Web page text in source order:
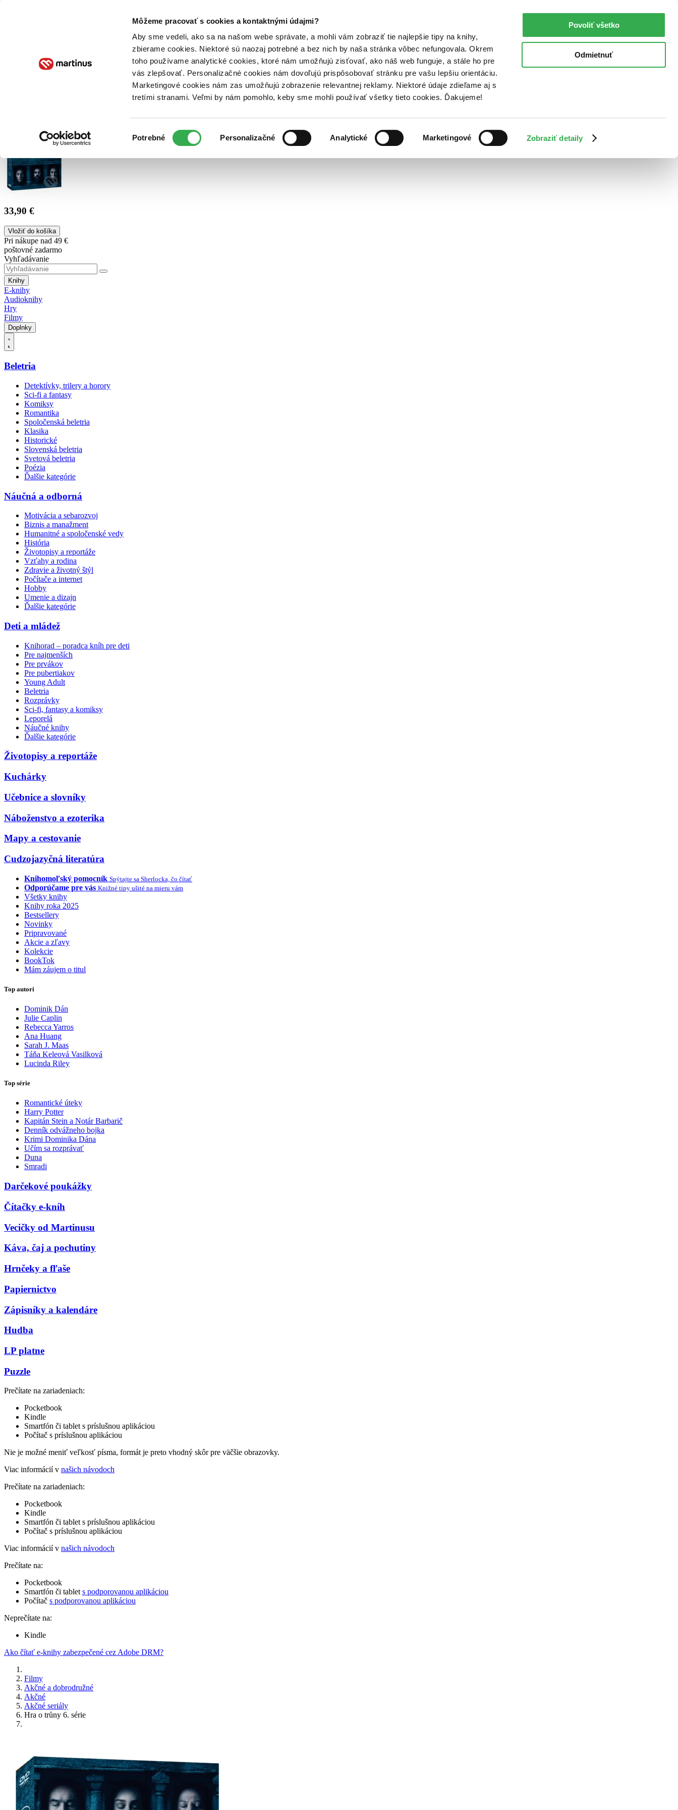
Môžeme pracovať s cookies a kontaktnými údajmi?
Aby sme vedeli, ako sa na našom webe správate, a mohli vám zobraziť tie najlepšie tipy na knihy,
zbierame cookies. Niektoré sú naozaj potrebné a bez nich by naša stránka vôbec nefungovala. Okrem
toho používame analytické cookies, ktoré nám umožňujú zisťovať, ako náš web funguje, a stále ho pre
vás zlepšovať. Personalizačné cookies nám dovoľujú prispôsobovať stránku pre vašu lepšiu orientáciu.
Marketingové cookies nám zas umožňujú zobrazenie relevantnej reklamy. Niektoré údaje zdieľame aj s
tretími stranami. Veľmi by nám pomohlo, keby sme mohli používať všetky tieto cookies. Ďakujeme!
súhlasu
Potrebné Personalizačné Analytické Marketingové Zobraziť detaily
Povoliť všetko
Odmietnuť
Poukážky Kontakt
33,90 €
Vložiť do košíka
Pri nákupe nad 49 €
poštovné zadarmo
Vyhľadávanie
Knihy
E-knihy
Audioknihy
Hry
Filmy
Doplnky
Beletria
Detektívky, trilery a horory
Sci-fi a fantasy
Komiksy
Romantika
Spoločenská beletria
Klasika
Historické
Slovenská beletria
Svetová beletria
Poézia
Ďalšie kategórie
Náučná a odborná
Motivácia a sebarozvoj
Biznis a manažment
Humanitné a spoločenské vedy
História
Životopisy a reportáže
Vzťahy a rodina
Zdravie a životný štýl
Počítače a internet
Hobby
Umenie a dizajn
Ďalšie kategórie
Deti a mládež
Knihorad – poradca kníh pre deti
Pre najmenších
Pre prvákov
Pre pubertiakov
Young Adult
Beletria
Rozprávky
Sci-fi, fantasy a komiksy
Leporelá
Náučné knihy
Ďalšie kategórie
Životopisy a reportáže
Kuchárky
Učebnice a slovníky
Náboženstvo a ezoterika
Mapy a cestovanie
Cudzojazyčná literatúra
Knihomoľský pomocník Spýtajte sa Sherlocka, čo čítať
Odporúčame pre vás Knižné tipy ušité na mieru vám
Všetky knihy
Knihy roka 2025
Bestsellery
Novinky
Pripravované
Akcie a zľavy
Kolekcie
BookTok
Mám záujem o titul
Top autori
Dominik Dán
Julie Caplin
Rebecca Yarros
Ana Huang
Sarah J. Maas
Táňa Keleová Vasilková
Lucinda Riley
Top série
Romantické úteky
Harry Potter
Kapitán Stein a Notár Barbarič
Denník odvážneho bojka
Krimi Dominika Dána
Učím sa rozprávať
Duna
Smradi
Darčekové poukážky
Čítačky e-kníh
Vecičky od Martinusu
Káva, čaj a pochutiny
Hrnčeky a fľaše
Papiernictvo
Zápisníky a kalendáre
Hudba
LP platne
Puzzle
Prečítate na zariadeniach:
Pocketbook
Kindle
Smartfón či tablet s príslušnou aplikáciou
Počítač s príslušnou aplikáciou
Nie je možné meniť veľkosť písma, formát je preto vhodný skôr pre väčšie obrazovky.
Viac informácií v našich návodoch
Prečítate na zariadeniach:
Pocketbook
Kindle
Smartfón či tablet s príslušnou aplikáciou
Počítač s príslušnou aplikáciou
Viac informácií v našich návodoch
Prečítate na:
Pocketbook
Smartfón či tablet s podporovanou aplikáciou
Počítač s podporovanou aplikáciou
Neprečítate na:
Kindle
Ako čítať e-knihy zabezpečené cez Adobe DRM?
Filmy
Akčné a dobrodružné
Akčné
Akčné seriály
Hra o trůny 6. série